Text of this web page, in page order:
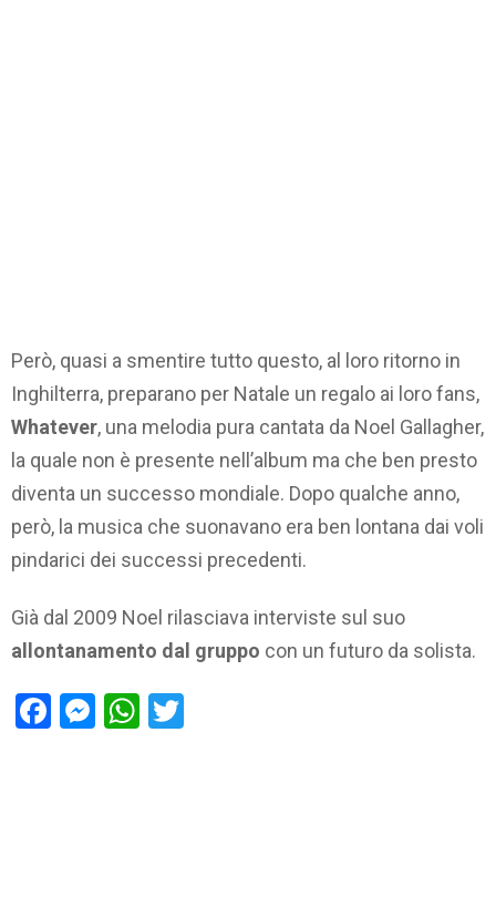
Però, quasi a smentire tutto questo, al loro ritorno in
Inghilterra, preparano per Natale un regalo ai loro fans,
Whatever, una melodia pura cantata da Noel Gallagher,
la quale non è presente nell’album ma che ben presto
diventa un successo mondiale. Dopo qualche anno,
però, la musica che suonavano era ben lontana dai voli
pindarici dei successi precedenti.
Già dal 2009 Noel rilasciava interviste sul suo
allontanamento dal gruppo con un futuro da solista.
Facebook
Messenger
WhatsApp